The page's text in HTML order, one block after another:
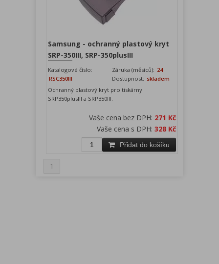
Samsung - ochranný plastový kryt
SRP-350III, SRP-350plusIII
Katalogové číslo:
RSC350III
Záruka (měsíců): 24
Dostupnost: skladem
Ochranný plastový kryt pro tiskárny
SRP350plusIII a SRP350III.
Vaše cena bez DPH: 271 Kč
Vaše cena s DPH:328 Kč
Přidat do košíku
1